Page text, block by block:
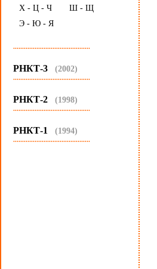
Х - Ц - Ч
Ш - Щ
Э - Ю - Я
...........................................
РНКТ-3 (2002)
...........................................
РНКТ-2 (1998)
...........................................
РНКТ-1 (1994)
...........................................